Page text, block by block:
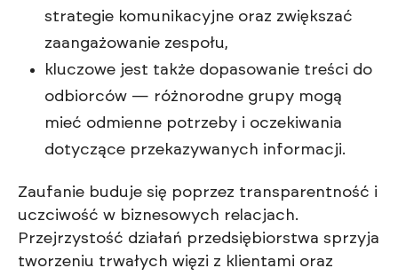
strategie komunikacyjne oraz zwiększać
zaangażowanie zespołu,
kluczowe jest także dopasowanie treści do
odbiorców — różnorodne grupy mogą
mieć odmienne potrzeby i oczekiwania
dotyczące przekazywanych informacji.
Zaufanie buduje się poprzez transparentność i
uczciwość w biznesowych relacjach.
Przejrzystość działań przedsiębiorstwa sprzyja
tworzeniu trwałych więzi z klientami oraz